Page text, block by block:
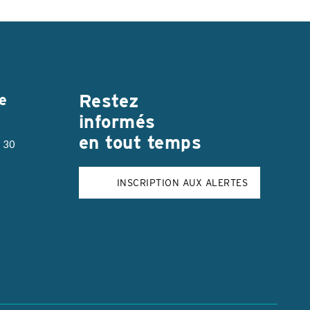
30
Restez
informés
en tout temps
INSCRIPTION AUX ALERTES